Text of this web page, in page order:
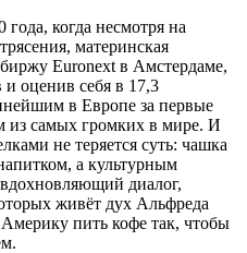
когда несмотря на
материнская
Euronext в Амстердаме,
и оценив себя в 17,3
в Европе за первые
из самых громких в мире. И
не теряется суть: чашка
а культурным
диалог,
живёт дух Альфреда
пить кофе так, чтобы